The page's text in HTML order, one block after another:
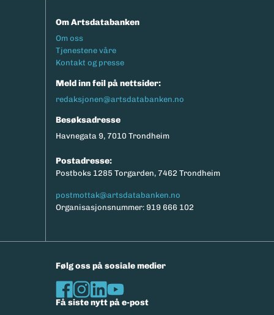
Om Artsdatabanken
Footermeny
Om oss
Tjenestene våre
Kontakt og presse
Meld inn feil på nettsider:
redaksjonen@artsdatabanken.no
Besøksadresse
Havnegata 9, 7010 Trondheim
Postadresse:
Postboks 1285 Torgarden, 7462 Trondheim
postmottak@artsdatabanken.no
Organisasjonsnummer: 919 666 102
Følg oss på sosiale medier
Få siste nytt på e-post